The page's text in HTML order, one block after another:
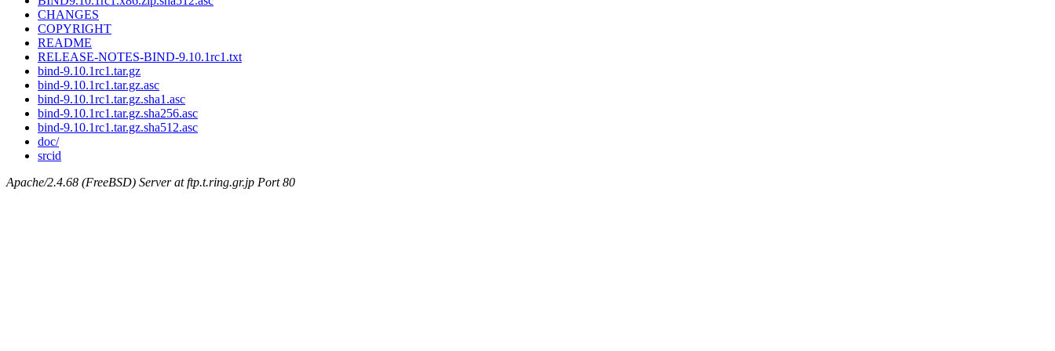
CHANGES
COPYRIGHT
README
RELEASE-NOTES-BIND-9.10.1rc1.txt
bind-9.10.1rc1.tar.gz
bind-9.10.1rc1.tar.gz.asc
bind-9.10.1rc1.tar.gz.sha1.asc
bind-9.10.1rc1.tar.gz.sha256.asc
bind-9.10.1rc1.tar.gz.sha512.asc
doc/
srcid
Apache/2.4.68 (FreeBSD) Server at ftp.t.ring.gr.jp Port 80